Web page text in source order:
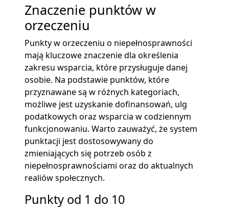
Znaczenie punktów w
orzeczeniu
Punkty w orzeczeniu o niepełnosprawności
mają kluczowe znaczenie dla określenia
zakresu wsparcia, które przysługuje danej
osobie. Na podstawie punktów, które
przyznawane są w różnych kategoriach,
możliwe jest uzyskanie dofinansowań, ulg
podatkowych oraz wsparcia w codziennym
funkcjonowaniu. Warto zauważyć, że system
punktacji jest dostosowywany do
zmieniających się potrzeb osób z
niepełnosprawnościami oraz do aktualnych
realiów społecznych.
Punkty od 1 do 10